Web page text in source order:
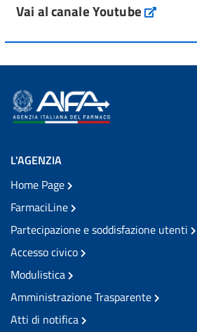
Vai al canale Youtube
L'AGENZIA
Home Page
FarmaciLine
Partecipazione e soddisfazione utenti
Accesso civico
Modulistica
Amministrazione Trasparente
Atti di notifica